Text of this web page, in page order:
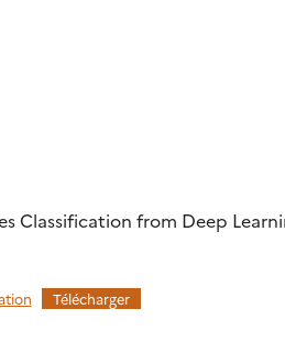
Classification from Deep
Télécharger